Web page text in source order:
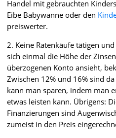
Handel mit gebrauchten
Eibe Babywanne oder den
preiswerter.
2. Keine Ratenkäufe tätigen
sich einmal die Höhe der
überzogenen Konto ansieht,
Zwischen 12% und 16% sind
kann man sparen, indem man
etwas leisten kann. Übrigens:
Finanzierungen sind
zumeist in den Preis